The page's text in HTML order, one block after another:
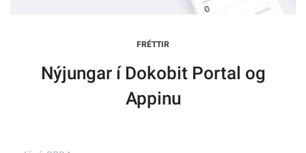
FRÉTTIR
Nýjungar í Dokobit Portal og
Appinu